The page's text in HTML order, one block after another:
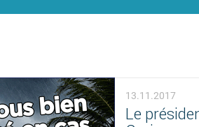
13.11.2017
Le